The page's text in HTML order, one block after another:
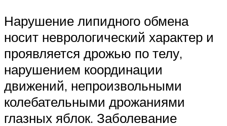
Нарушение липидного обмена
носит неврологический характер и
проявляется дрожью по телу,
нарушением координации
движений, непроизвольными
колебательными дрожаниями
глазных яблок. Заболевание